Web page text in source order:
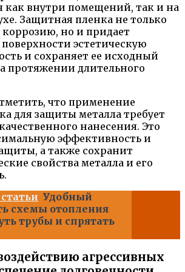
как внутри помещений, так и на
Защитная пленка не только
но и придает
эстетическую
и сохраняет ее исходный
протяжении длительного
что применение
для защиты металла требует
нанесения. Это
эффективность и
а также сохранит
свойства металла и его
Удобный
схемы отопления
трубы и спрятать
агрессивных